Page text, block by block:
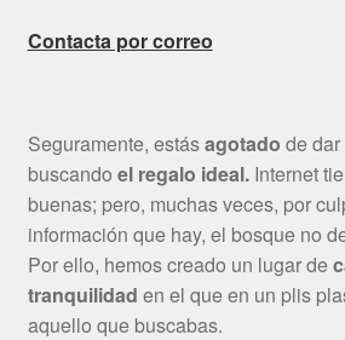
Contacta por correo
Seguramente, estásagotado de
buscando el regalo ideal.Internet
buenas; pero, muchas veces, por
información que hay, el bosque no
Por ello, hemos creado un lugar de
tranquilidad en el que en un plis
aquello que buscabas.